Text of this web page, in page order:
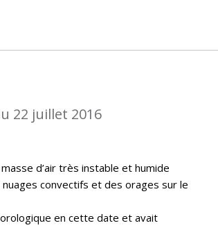
22 juillet 2016
d’air très instable et humide
convectifs et des orages sur le
en cette date et avait